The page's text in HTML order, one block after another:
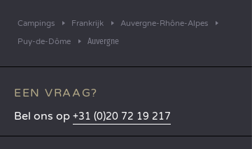
Campings Frankrijk
Auvergne-Rhône-Alpes
Puy-de-Dôme
Auvergne
EEN VRAAG?
Bel ons op +31 (0)20 72 19 217